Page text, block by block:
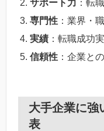
サポート力 ：転
専門性 ：業界・
実績 ：転職成功
信頼性 ：企業と
大手企業に強
表